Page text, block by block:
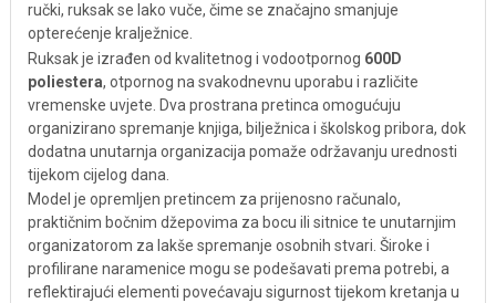
ručki, ruksak se lako vuče, čime se značajno smanjuje
opterećenje kralježnice.
Ruksak je izrađen od kvalitetnog i vodootpornog 600D
poliestera, otpornog na svakodnevnu uporabu i različite
vremenske uvjete. Dva prostrana pretinca omogućuju
organizirano spremanje knjiga, bilježnica i školskog pribora, dok
dodatna unutarnja organizacija pomaže održavanju urednosti
tijekom cijelog dana.
Model je opremljen pretincem za prijenosno računalo,
praktičnim bočnim džepovima za bocu ili sitnice te unutarnjim
organizatorom za lakše spremanje osobnih stvari. Široke i
profilirane naramenice mogu se podešavati prema potrebi, a
reflektirajući elementi povećavaju sigurnost tijekom kretanja u